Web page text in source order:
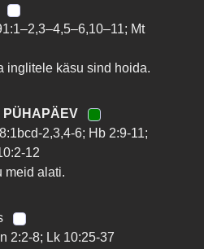
Mt
inglitele käsu sind hoida.
PÜHAPÄEV
2,3,4-6; Hb 2:9-11;
12
meid alati.
2:2-8; Lk 10:25-37